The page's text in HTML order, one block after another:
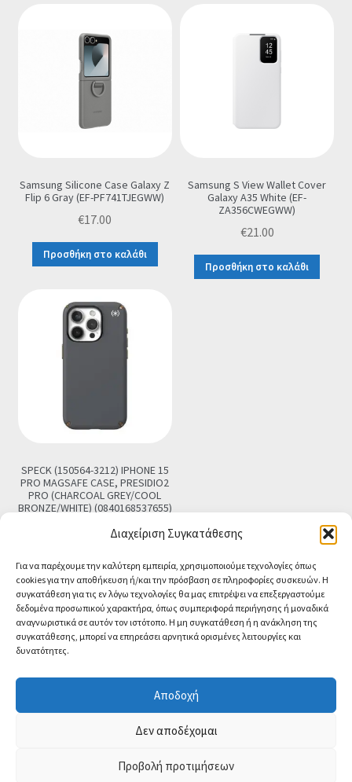
Διαχείριση Συγκατάθεσης
Για να παρέχουμε την καλύτερη εμπειρία, χρησιμοποιούμε τεχνολογίες όπως
cookies για την αποθήκευση ή/και την πρόσβαση σε πληροφορίες συσκευών. Η
συγκατάθεση για τις εν λόγω τεχνολογίες θα μας επιτρέψει να επεξεργαστούμε
δεδομένα προσωπικού χαρακτήρα, όπως συμπεριφορά περιήγησης ή μοναδικά
αναγνωριστικά σε αυτόν τον ιστότοπο. Η μη συγκατάθεση ή η ανάκληση της
συγκατάθεσης, μπορεί να επηρεάσει αρνητικά ορισμένες λειτουργίες και
δυνατότητες.
Αποδοχή
Δεν αποδέχομαι
Προβολή προτιμήσεων
Samsung Silicone Case Galaxy Z
Flip 6 Gray (EF-PF741TJEGWW)
€17.00
Προσθήκη στο καλάθι
Samsung S View Wallet Cover
Galaxy A35 White (EF-
ZA356CWEGWW)
€21.00
Προσθήκη στο καλάθι
SPECK (150564-3212) IPHONE 15
PRO MAGSAFE CASE, PRESIDIO2
PRO (CHARCOAL GREY/COOL
BRONZE/WHITE) (0840168537655)
22.90
Προσθήκη στο καλάθι
© CA-MICROLAND 2026
Papaki Managed WordPress with
WooCommerce
Contact us